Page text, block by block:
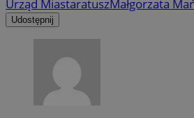
Urząd MiastaratuszMałgorzata
Udostępnij